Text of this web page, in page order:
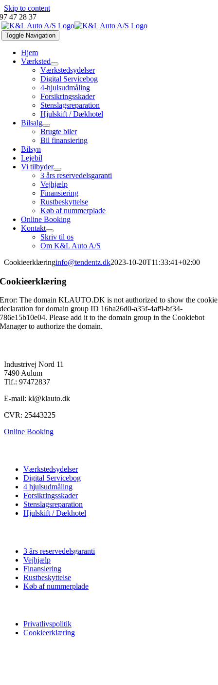
Skip to content
97 47 28 37
Toggle Navigation
Hjem
Værksted
Værkstedsydelser
Digital Servicebog
4-hjulsudmåling
Forsikringsskader
Stenslagsreparation
Hjulskift / Dækhotel
Bilsalg
Brugte biler
Bil finansiering
Bilsyn
Lejebil
Vi tilbyder
3 års reservedelsgaranti
Vejhjælp
Finansiering
Rustbeskyttelse
Køb af nummerplade
Online Booking
Kontakt
Skriv til os
Om K&L Auto A/S
Cookieerklæringinfo@tendentz.dk2023-10-20T11:33:41+02:00
Cookieerklæring
Error: The domain KLAUTO.DK is not authorized to show the cookie
declaration for domain group ID 16ba26d0-a35f-4af9-bf34-
786e15b10e04. Please add it to the domain group in the Cookiebot
Manager to authorize the domain.
Industrivej Nord 11
7490 Aulum
Tlf.: 97472837
E-mail: kl@klauto.dk
CVR: 25443225
Online Booking
Værkstedsydelser
Digital Servicebog
4 hjulsudmåling
Forsikringsskader
Stenslagsreparation
Hjulskift / Dækhotel
3 års reservedelsgaranti
Vejhjælp
Finansiering
Rustbeskyttelse
Køb af nummerplade
Privatlivspolitik
Cookieerklæring